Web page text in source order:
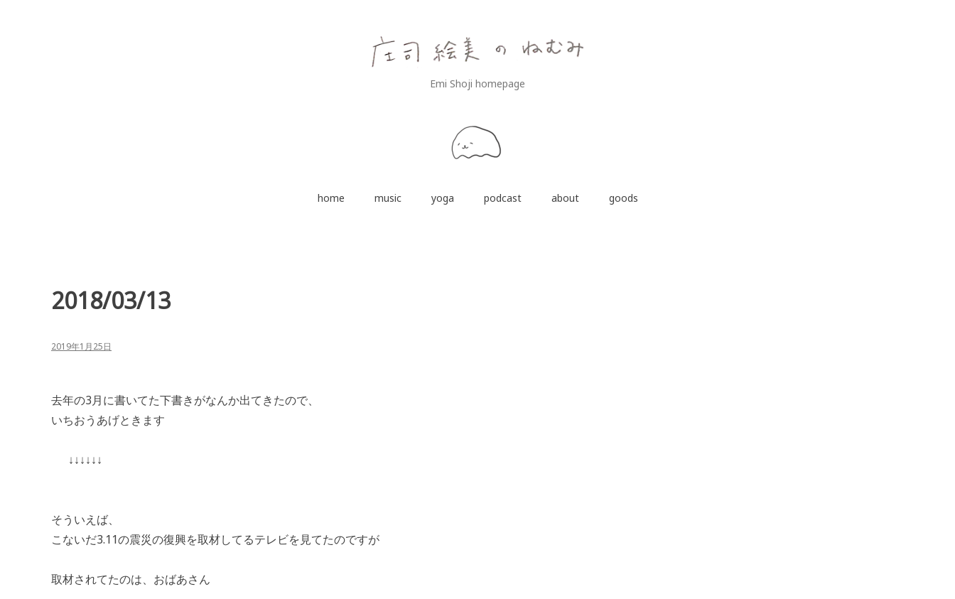
Emi Shoji homepage
home music yoga podcast about goods
2018/03/13
2019年1月25日
去年の3月に書いてた下書きがなんか出てきたので、
いちおうあげときます
↓↓↓↓↓↓
そういえば、
こないだ3.11の震災の復興を取材してるテレビを見てたのですが
取材されてたのは、おばあさん